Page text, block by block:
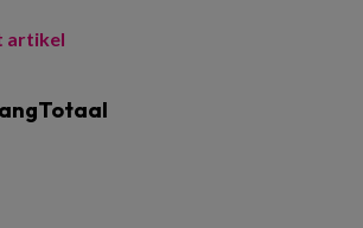
artikel